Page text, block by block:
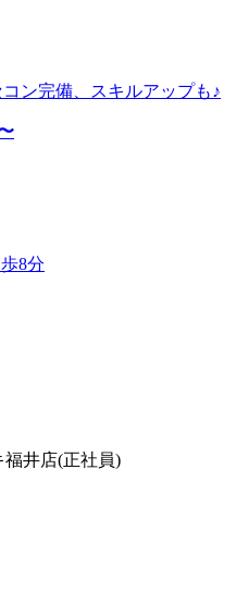
ン完備、スキルアップも♪
8分
井店(正社員)